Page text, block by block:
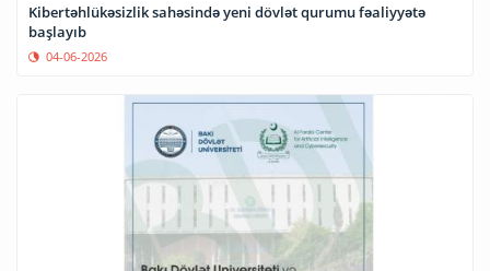
Kibertəhlükəsizlik sahəsində yeni dövlət qurumu fəaliyyətə
başlayıb
04-06-2026